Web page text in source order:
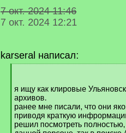
7 окт. 2024 11:46
7 окт. 2024 12:21
karseral написал:
]я ищу как клировые
архивов.
ранее мне писали, что они
приводя краткую
решил посмотреть